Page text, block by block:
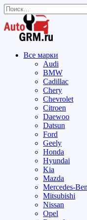
Перейти
к
содержанию
Search
for:
Все марки
Audi
BMW
Cadillac
Chery
Chevrolet
Citroen
Daewoo
Datsun
Ford
Geely
Honda
Hyundai
Kia
Mazda
Mercedes-
Mitsubishi
Nissan
Opel